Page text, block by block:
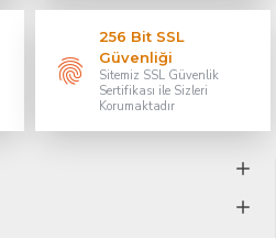
256 Bit SSL
Güvenliği
Sitemiz SSL Güvenlik
Sertifikası ile Sizleri
Korumaktadır